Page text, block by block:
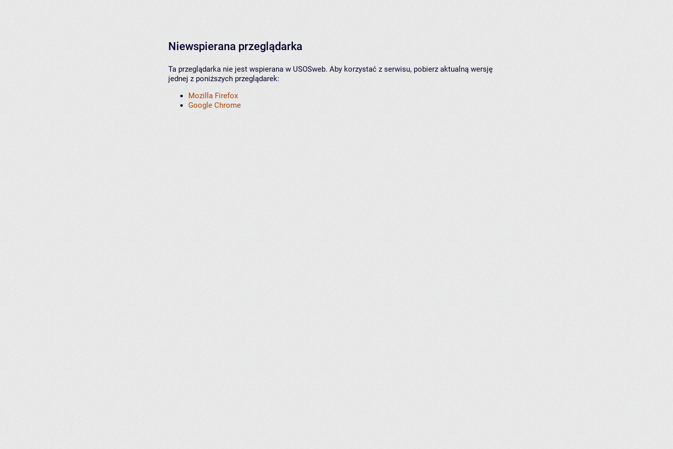
Niewspierana przeglądarka
Ta przeglądarka nie jest wspierana w USOSweb. Aby korzystać z serwisu, pobierz aktualną wersję
jednej z poniższych przeglądarek:
Mozilla Firefox
Google Chrome